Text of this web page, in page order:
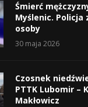
Śmierć
Myślenic. Policja
osoby
30 maja 2026
Czosnek
PTTK Lubomir –
Makłowicz